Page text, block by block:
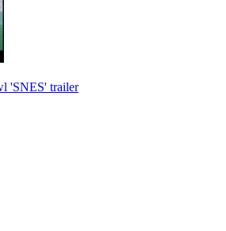
'SNES' trailer